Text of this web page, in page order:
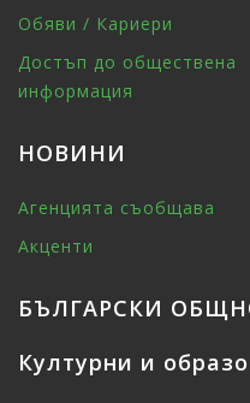
Обяви / Кариери
Достъп до обществена
информация
НОВИНИ
Агенцията съобщава
Акценти
БЪЛГАРСКИ
Културни и